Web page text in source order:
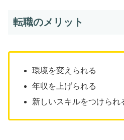
転職のメリット
環境を変えられる
年収を上げられる
新しいスキルをつけられ